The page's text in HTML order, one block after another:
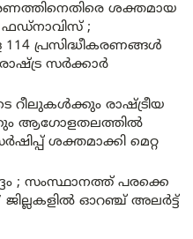
ശക്തമായ
ഫഡ്നാവിസ് ;
114 പ്രസിദ്ധീകരണങ്ങൾ
സർക്കാർ
റീലുകൾക്കും രാഷ്ട്രീയ
ആഗോളതലത്തിൽ
ശക്തമാക്കി മെറ്റ
; സംസ്ഥാനത്ത് പരക്കെ
ജില്ലകളിൽ ഓറഞ്ച് അലർട്ട്